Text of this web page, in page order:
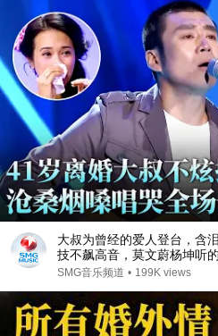
大叔为曾经的爱人登台，含
技不飙高音，莫文蔚杨坤听
柏儒 #天籁之战1 精华版 clip
SMG音乐频道 • 199K views